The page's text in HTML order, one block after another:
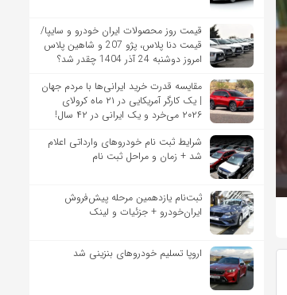
قیمت روز محصولات ایران خودرو و سایپا/
قیمت دنا پلاس، پژو 207 و شاهین پلاس
امروز دوشنبه 24 آذر 1404 چقدر شد؟
مقایسه قدرت خرید ایرانی‌ها با مردم جهان
| یک کارگر آمریکایی در ۲۱ ماه کرولای
۲۰۲۶ می‌خرد و یک ایرانی در ۴۲ سال!
شرایط ثبت نام خودروهای وارداتی اعلام
شد + زمان و مراحل ثبت نام
ثبت‌نام یازدهمین مرحله پیش‌فروش
ایران‌خودرو + جزئیات و لینک
اروپا تسلیم خودروهای بنزینی شد